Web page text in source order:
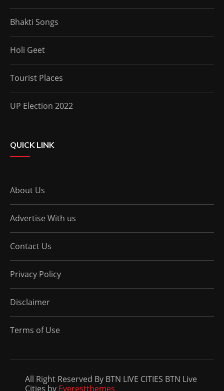
Bhakti Songs
Holi Geet
Tourist Places
UP Election 2022
QUICK LINK
About Us
Advertise With us
Contact Us
Privacy Policy
Disclaimer
Terms of Use
All Right Reserved By BTN LIVE CITIES BTN Live
Cities by Everestthemes